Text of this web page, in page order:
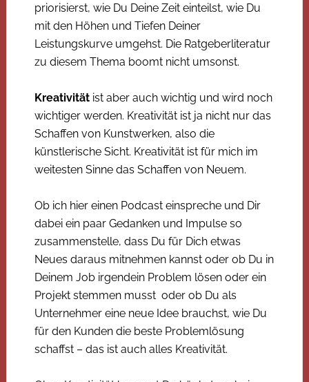
priorisierst, wie Du Deine Zeit einteilst, wie Du
mit den Höhen und Tiefen Deiner
Leistungskurve umgehst. Die Ratgeberliteratur
zu diesem Thema boomt nicht umsonst.
Kreativitätist aber auch wichtig und wird noch
wichtiger werden. Kreativität ist ja nicht nur das
Schaffen von Kunstwerken, also die
künstlerische Sicht. Kreativität ist für mich im
weitesten Sinne das Schaffen von Neuem.
Ob ich hier einen Podcast einspreche und Dir
dabei ein paar Gedanken und Impulse so
zusammenstelle, dass Du für Dich etwas
Neues daraus mitnehmen kannst oder ob Du in
Deinem Job irgendein Problem lösen oder ein
Projekt stemmen musst oder ob Du als
Unternehmer eine neue Idee brauchst, wie Du
für den Kunden die beste Problemlösung
schaffst – das ist auch alles Kreativität.